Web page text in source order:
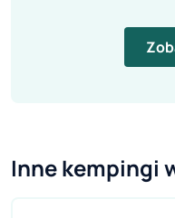
Inne kempingi